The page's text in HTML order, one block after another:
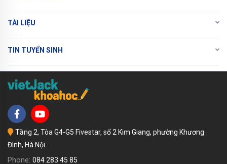
TÀI LIỆU
TIN TUYỂN SINH
Tầng 2, Tòa G4-G5 Fivestar, số 2 Kim Giang, phường Khương
Đình, Hà Nội.
Phone: 084 283 45 85